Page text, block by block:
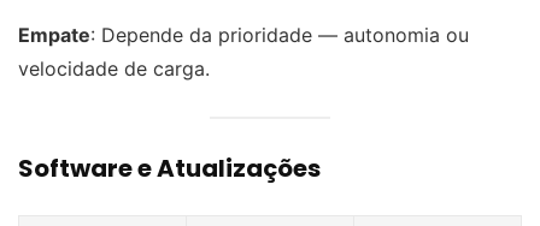
Empate: Depende da prioridade — autonomia ou
velocidade de carga.
Software e Atualizações